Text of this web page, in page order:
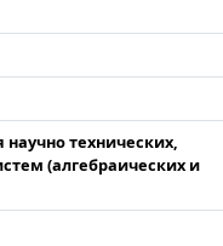
технических,
(алгебраических и